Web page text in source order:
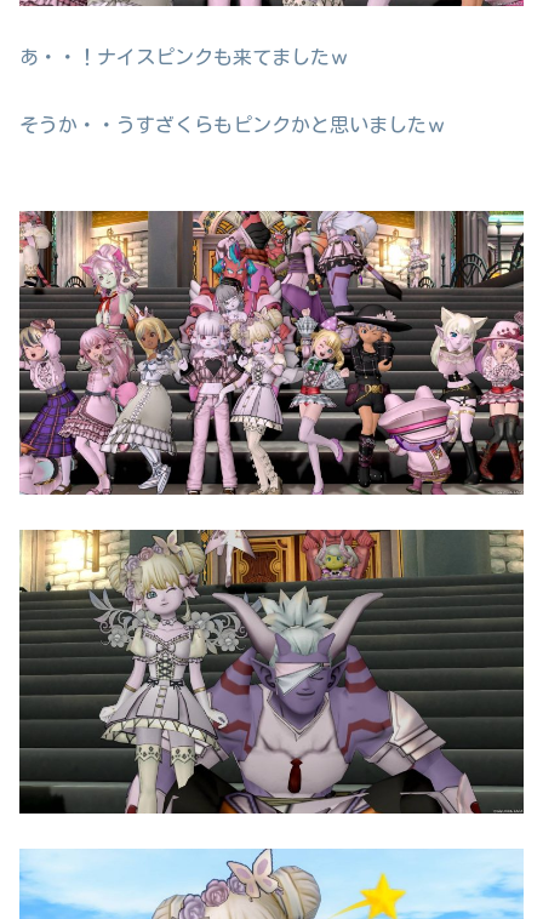
あ・・！ナイスピンクも来てましたｗ
そうか・・うすざくらもピンクかと思いましたｗ